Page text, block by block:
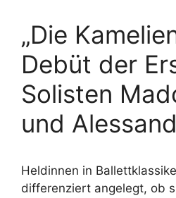
„Die
Debüt der
Solisten
und
Heldinnen in
differenziert angelegt, ob